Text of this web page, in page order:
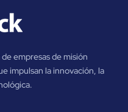
empresas de misión
impulsan la innovación, la